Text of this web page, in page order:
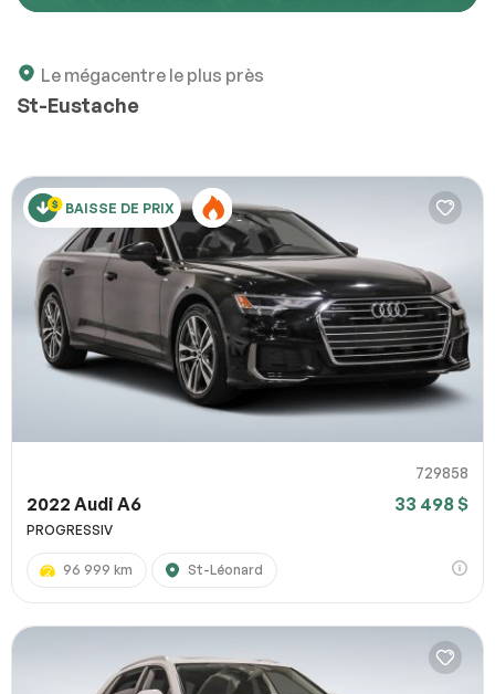
Le mégacentre le plus près
St-Eustache
BAISSE DE PRIX
729858
2022 Audi A6 33 498 $
PROGRESSIV
96 999 km St-Léonard
100% SÉCURITAIRE
Soumettre
URL de capture d`écran
Partagez un lien vers une capture d`écran ou une vidéo
illustrant le problème (facultatif). Vous pouvez importer
votre fichier sur des services comme Google Drive,
Dropbox, Imgur ou OneDrive et coller le lien ici.